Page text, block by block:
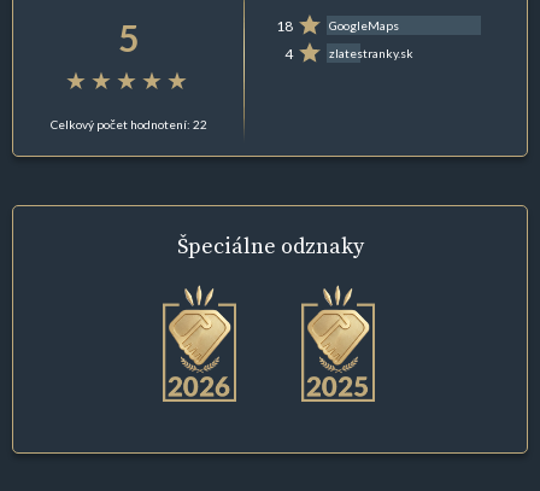
5
Celkový počet hodnotení: 22
18 GoogleMaps
4 zlatestranky.sk
Špeciálne odznaky